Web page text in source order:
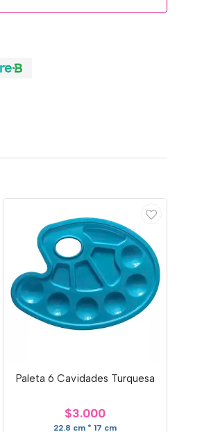
Paleta 6 Cavidades Turquesa
$3.000
22.8 cm * 17 cm